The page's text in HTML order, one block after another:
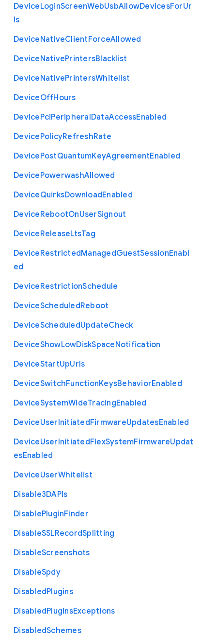
DeviceLoginScreenWebUsbAllowDevicesForUr
ls
DeviceNativeClientForceAllowed
DeviceNativePrintersBlacklist
DeviceNativePrintersWhitelist
DeviceOffHours
DevicePciPeripheralDataAccessEnabled
DevicePolicyRefreshRate
DevicePostQuantumKeyAgreementEnabled
DevicePowerwashAllowed
DeviceQuirksDownloadEnabled
DeviceRebootOnUserSignout
DeviceReleaseLtsTag
DeviceRestrictedManagedGuestSessionEnabl
ed
DeviceRestrictionSchedule
DeviceScheduledReboot
DeviceScheduledUpdateCheck
DeviceShowLowDiskSpaceNotification
DeviceStartUpUrls
DeviceSwitchFunctionKeysBehaviorEnabled
DeviceSystemWideTracingEnabled
DeviceUserInitiatedFirmwareUpdatesEnabled
DeviceUserInitiatedFlexSystemFirmwareUpdat
esEnabled
DeviceUserWhitelist
Disable3DAPIs
DisablePluginFinder
DisableSSLRecordSplitting
DisableScreenshots
DisableSpdy
DisabledPlugins
DisabledPluginsExceptions
DisabledSchemes